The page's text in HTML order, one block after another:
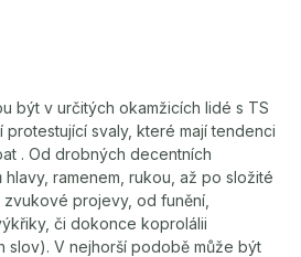
být v určitých okamžicích lidé s TS
protestující svaly, které mají tendenci
. Od drobných decentních
ramenem, rukou, až po složité
projevy, od funění,
či dokonce koprolálii
slov). V nejhorší podobě může být